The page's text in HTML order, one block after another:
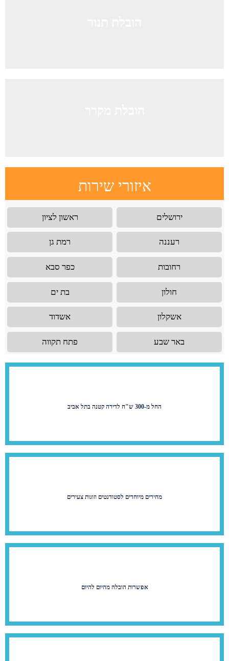
איזורי שירות
ירושלים ראשון לציון
רעננה רמת גן
רחובות כפר סבא
חולון בת ים
אשקלון אשדוד
באר שבע פתח תקווה
החל מ-300 ש"ח לדירה קטנה בתל אביב
מחירים מיוחדים לסטודנטים וזוגות צעירים
אפשרות הובלה מהיום להיום